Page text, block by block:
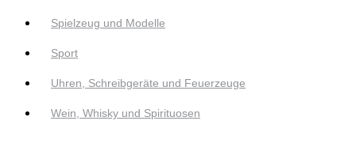
Spielzeug und Modelle
Sport
Uhren, Schreibgeräte und Feuerzeuge
Wein, Whisky und Spirituosen